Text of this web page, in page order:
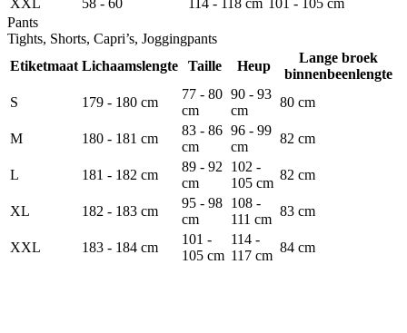
Pants
Tights, Shorts, Capri’s, Joggingpants
Etiketmaat Lichaamslengte Taille Heup
Lange broek
binnenbeenlengte
S
179 - 180 cm
77 - 80
cm
90 - 93
cm
80 cm
M 180 - 181 cm
83 - 86
cm
96 - 99
cm
82 cm
L 181 - 182 cm
89 - 92
cm
102 -
105 cm
82 cm
XL 182 - 183 cm
95 - 98
cm
108 -
111 cm
83 cm
XXL 183 - 184 cm
101 -
105 cm
114 -
117 cm
84 cm